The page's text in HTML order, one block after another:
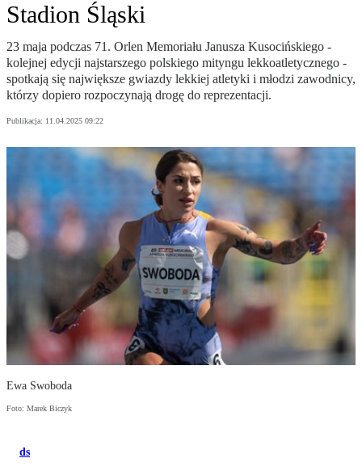
Stadion Śląski
23 maja podczas 71. Orlen Memoriału Janusza Kusocińskiego -
kolejnej edycji najstarszego polskiego mityngu lekkoatletycznego -
spotkają się największe gwiazdy lekkiej atletyki i młodzi zawodnicy,
którzy dopiero rozpoczynają drogę do reprezentacji.
Publikacja: 11.04.2025 09:22
Ewa Swoboda
Foto: Marek Biczyk
ds